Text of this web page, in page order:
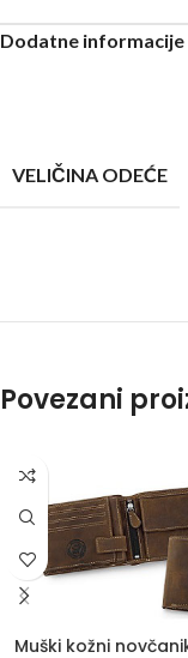
Dodatne informacije
VELIČINA ODEĆE
Povezani
Muški kožni